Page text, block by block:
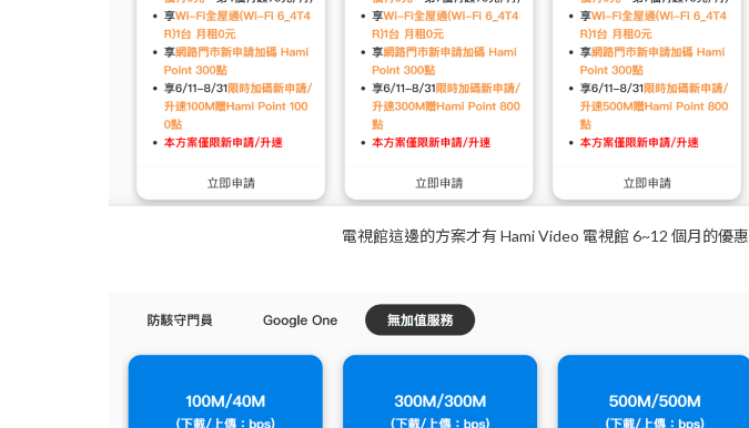
電視館這邊的方案才有 Hami Video 電視館 6~12 個月的優惠